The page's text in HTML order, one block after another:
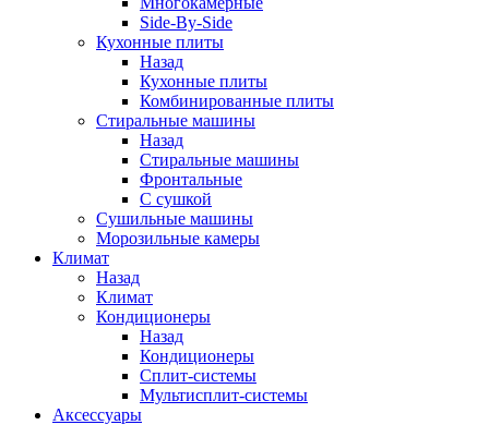
Side-By-Side
Кухонные плиты
Назад
Кухонные плиты
Комбинированные плиты
Стиральные машины
Назад
Стиральные машины
Фронтальные
С сушкой
Сушильные машины
Морозильные камеры
Климат
Назад
Климат
Кондиционеры
Назад
Кондиционеры
Сплит-системы
Мультисплит-системы
Аксессуары